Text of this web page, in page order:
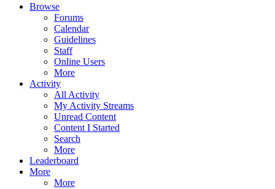
Browse
Forums
Calendar
Guidelines
Staff
Online Users
More
Activity
All Activity
My Activity Streams
Unread Content
Content I Started
Search
More
Leaderboard
More
More